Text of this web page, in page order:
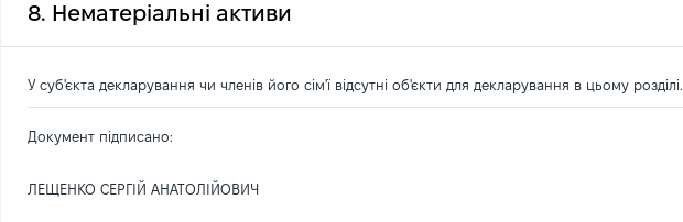
8. Нематеріальні активи
У суб'єкта декларування чи членів його сім'ї відсутні об'єкти для декларування в цьому розділі.
Документ підписано:
ЛЕЩЕНКО СЕРГІЙ АНАТОЛІЙОВИЧ